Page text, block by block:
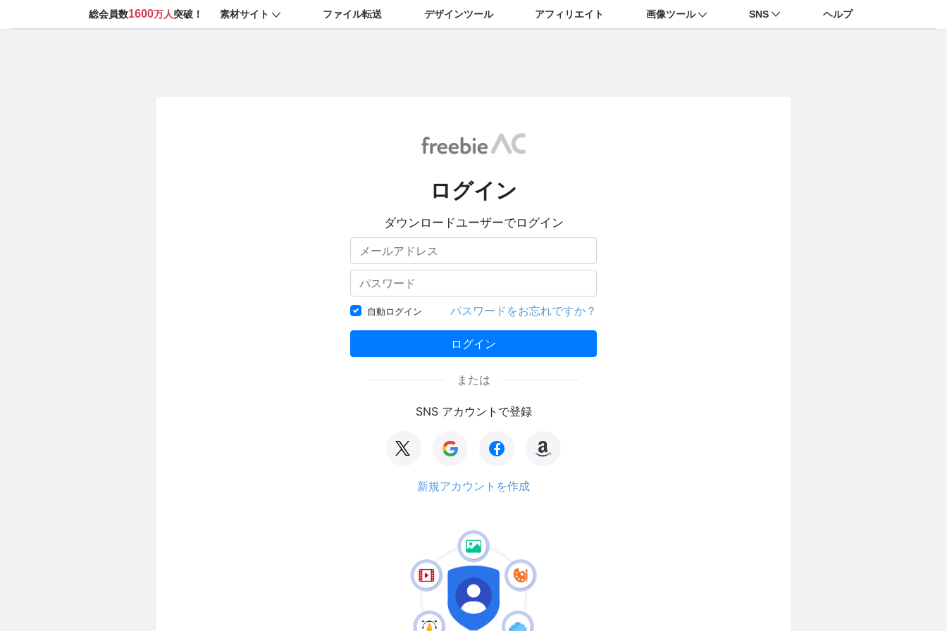
総会員数1600万人突破！ 素材サイト ファイル転送 デザインツール アフィリエイト 画像ツール SNS ヘルプ
ログイン
ダウンロードユーザーでログイン
自動ログイン パスワードをお忘れですか？
ログイン
または
SNS アカウントで登録
新規アカウントを作成